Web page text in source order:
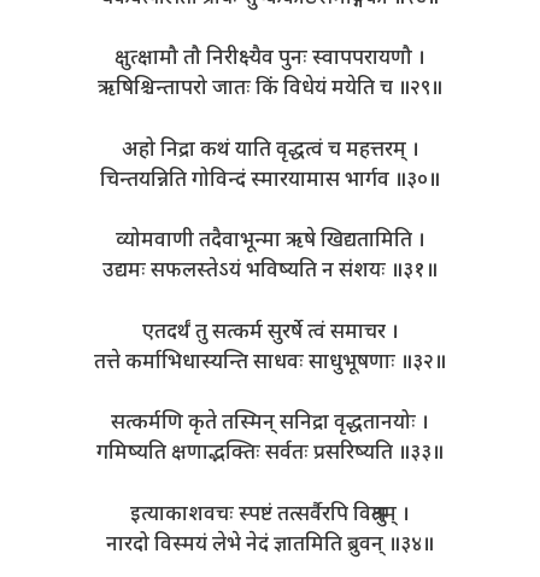
क्षुत्क्षामौ तौ निरीक्ष्यैव पुनः स्वापपरायणौ ।
ऋषिश्चिन्तापरो जातः किं विधेयं मयेति च ॥२९॥
अहो निद्रा कथं याति वृद्धत्वं च महत्तरम् ।
चिन्तयन्निति गोविन्दं स्मारयामास भार्गव ॥३०॥
व्योमवाणी तदैवाभून्मा ऋषे खिद्यतामिति ।
उद्यमः सफलस्तेऽयं भविष्यति न संशयः ॥३१॥
एतदर्थं तु सत्कर्म सुरर्षे त्वं समाचर ।
तत्ते कर्माभिधास्यन्ति साधवः साधुभूषणाः ॥३२॥
सत्कर्मणि कृते तस्मिन् सनिद्रा वृद्धतानयोः ।
गमिष्यति क्षणाद्भक्तिः सर्वतः प्रसरिष्यति ॥३३॥
इत्याकाशवचः स्पष्टं तत्सर्वैरपि विश्रुतम् ।
नारदो विस्मयं लेभे नेदं ज्ञातमिति ब्रुवन् ॥३४॥